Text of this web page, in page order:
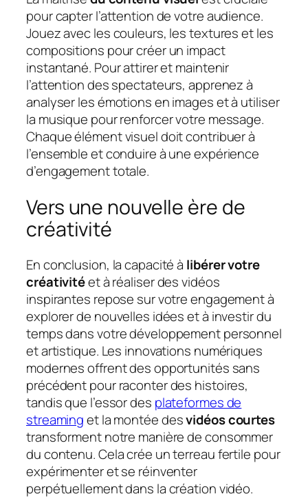
pour capter l’attention de votre audience.
Jouez avec les couleurs, les textures et les
compositions pour créer un impact
instantané. Pour attirer et maintenir
l’attention des spectateurs, apprenez à
analyser les émotions en images et à utiliser
la musique pour renforcer votre message.
Chaque élément visuel doit contribuer à
l’ensemble et conduire à une expérience
d’engagement totale.
Vers une nouvelle ère de
créativité
En conclusion, la capacité à libérer votre
créativitéet à réaliser des vidéos
inspirantes repose sur votre engagement à
explorer de nouvelles idées et à investir du
temps dans votre développement personnel
et artistique. Les innovations numériques
modernes offrent des opportunités sans
précédent pour raconter des histoires,
tandis que l’essor des plateformes de
streaminget la montée desvidéos courtes
transforment notre manière de consommer
du contenu. Cela crée un terreau fertile pour
expérimenter et se réinventer
perpétuellement dans la création vidéo.